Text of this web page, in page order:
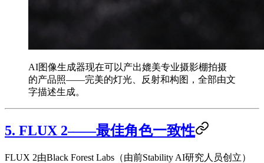
AI图像生成器现在可以产出媲美专业摄影棚拍摄
的产品照——完美的灯光、反射和构图，全部由文
字描述生成。
5. FLUX 2——最佳角色一致性
FLUX 2由Black Forest Labs（由前Stability AI研究人员创立）